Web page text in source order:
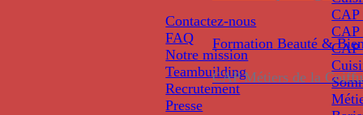
Formation Beauté &
CAP Métiers de la
Contactez-nous
FAQ
Notre mission
Teambuilding
Recrutement
Presse
CAP
CAP
CAP